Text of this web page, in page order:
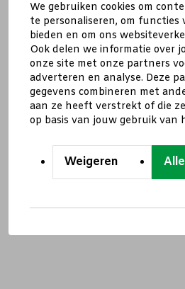
We gebruiken cookies om
te personaliseren, om functies
bieden en om ons
Ook delen we informatie over
onze site met onze partners
adverteren en analyse. Deze
gegevens combineren met
aan ze heeft verstrekt of die
op basis van jouw gebruik van
Weigeren